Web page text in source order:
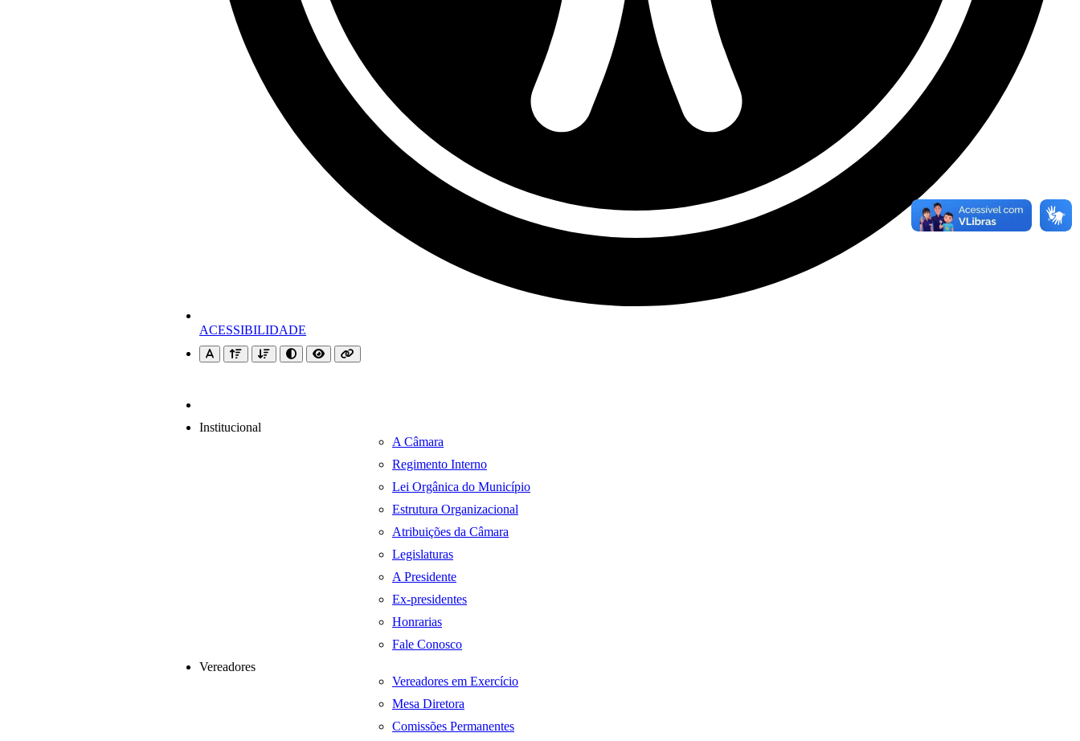
ACESSIBILIDADE
Institucional
A Câmara
Regimento Interno
Lei Orgânica do Município
Estrutura Organizacional
Atribuições da Câmara
Legislaturas
A Presidente
Ex-presidentes
Honrarias
Fale Conosco
Vereadores
Vereadores em Exercício
Mesa Diretora
Comissões Permanentes